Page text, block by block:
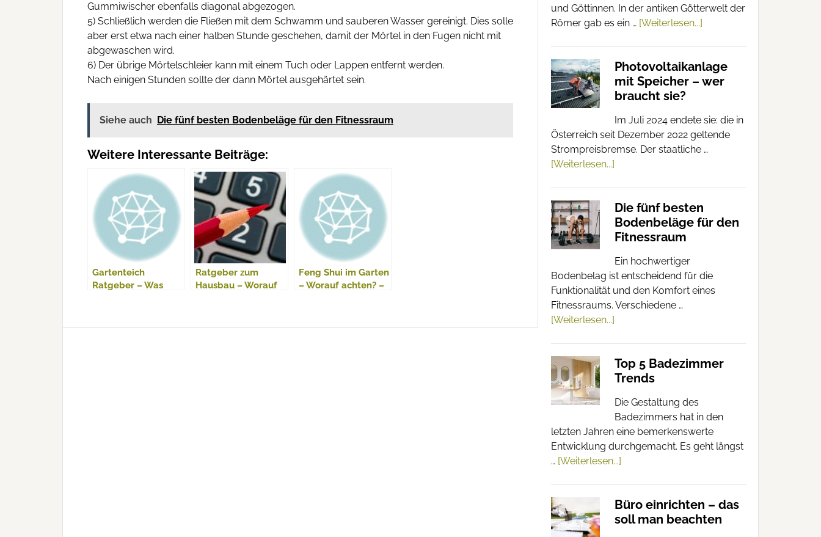
Gummiwischer ebenfalls diagonal abgezogen.
5) Schließlich werden die Fließen mit dem Schwamm und sauberen Wasser gereinigt. Dies solle
aber erst etwa nach einer halben Stunde geschehen, damit der Mörtel in den Fugen nicht mit
abgewaschen wird.
6) Der übrige Mörtelschleier kann mit einem Tuch oder Lappen entfernt werden.
Nach einigen Stunden sollte der dann Mörtel ausgehärtet sein.
Siehe auch Die fünf besten Bodenbeläge für den Fitnessraum
Weitere Interessante Beiträge:
Gartenteich
Ratgeber – Was
Ratgeber zum
Hausbau – Worauf
Feng Shui im Garten
– Worauf achten? –
und Göttinnen. In der antiken Götterwelt der
Römer gab es ein … [Weiterlesen...]
Photovoltaikanlage
mit Speicher – wer
braucht sie?
Im Juli 2024 endete sie: die in
Österreich seit Dezember 2022 geltende
Strompreisbremse. Der staatliche …
[Weiterlesen...]
Die fünf besten
Bodenbeläge für den
Fitnessraum
Ein hochwertiger
Bodenbelag ist entscheidend für die
Funktionalität und den Komfort eines
Fitnessraums. Verschiedene …
[Weiterlesen...]
Top 5 Badezimmer
Trends
Die Gestaltung des
Badezimmers hat in den
letzten Jahren eine bemerkenswerte
Entwicklung durchgemacht. Es geht längst
… [Weiterlesen...]
Büro einrichten – das
soll man beachten